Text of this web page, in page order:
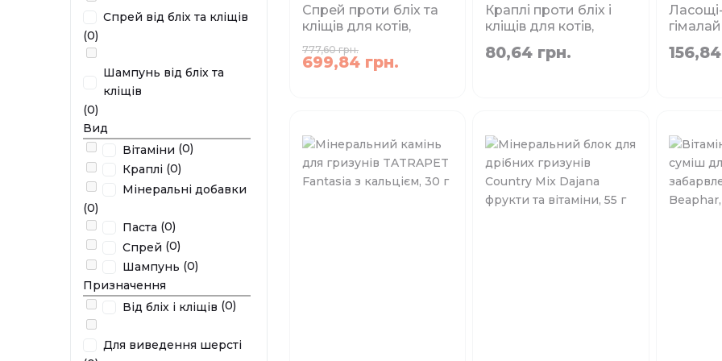
Спрей від бліх та кліщів
(0)
Шампунь від бліх та
кліщів
(0)
Вид
Вітаміни (0)
Краплі (0)
Мінеральні добавки
(0)
Паста (0)
Спрей (0)
Шампунь (0)
Призначення
Від бліх і кліщів (0)
Для виведення шерсті
Спрей проти бліх та
кліщів для котів,
кроликів IMMO Shield
Beaphar, 250 мл
Немає в наявності
777,60 грн.
699,84 грн.
Краплі проти бліх і
кліщів для котів,
кролів до 5 кг
0,5 мл
Немає в наявності
80,64 грн.
Ласощі-
Немає